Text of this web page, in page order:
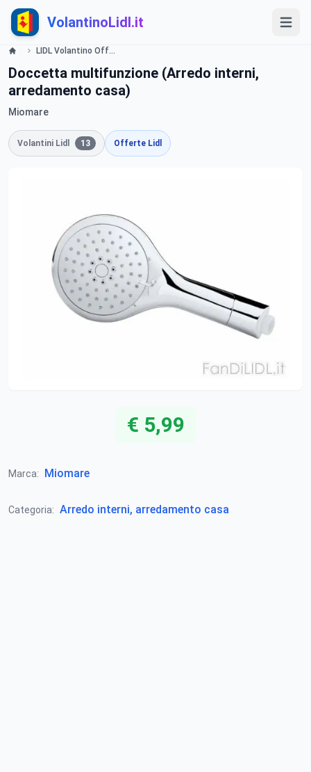
VolantinoLidl.it
LIDL Volantino Offerte e Promozioni - Bagno - Offerte valide dal 16 maggio 2016 Lidl
Doccetta multifunzione (Arredo interni,
arredamento casa)
Miomare
Volantini Lidl 13 Offerte Lidl
€ 5,99
Marca: Miomare
Categoria: Arredo interni, arredamento casa